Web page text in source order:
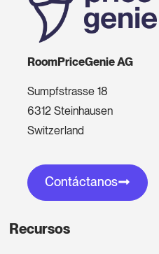
RoomPriceGenie AG
Sumpfstrasse 18
6312 Steinhausen
Switzerland
Contáctanos
Recursos